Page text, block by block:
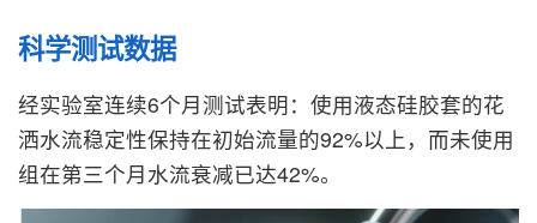
科学测试数据
经实验室连续6个月测试表明：使用液态硅胶套的花
洒水流稳定性保持在初始流量的92%以上，而未使用
组在第三个月水流衰减已达42%。